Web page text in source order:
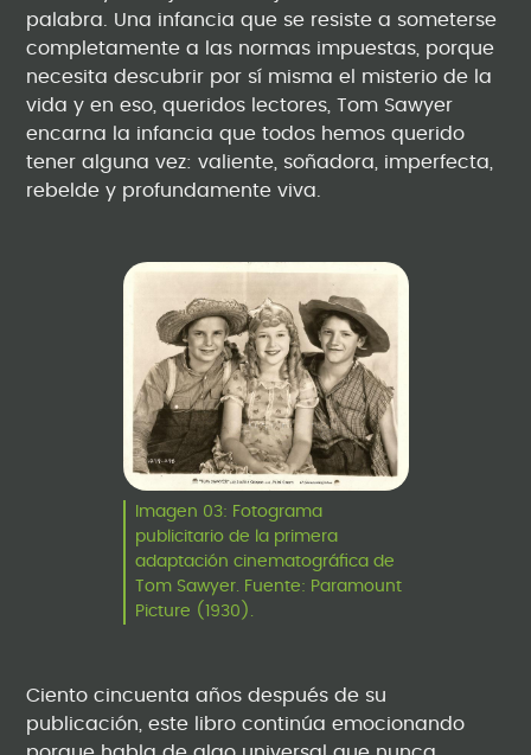
palabra. Una infancia que se resiste a someterse
completamente a las normas impuestas, porque
necesita descubrir por sí misma el misterio de la
vida y en eso, queridos lectores, Tom Sawyer
encarna la infancia que todos hemos querido
tener alguna vez: valiente, soñadora, imperfecta,
rebelde y profundamente viva.
Imagen 03: Fotograma
publicitario de la primera
adaptación cinematográfica de
Tom Sawyer. Fuente: Paramount
Picture (1930).
Ciento cincuenta años después de su
publicación, este libro continúa emocionando